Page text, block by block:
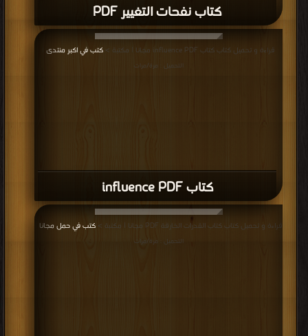
كتاب نفحات التغيير PDF
كتاب influence PDF
قراءة و تحميل كتاب كتاب influence PDF مجانا | مكتبة > كتب في اكبر منتدى
التحميل : مرة/مرات
قراءة و تحميل كتاب كتاب القدرات الخارقة PDF مجانا | مكتبة > كتب في حمل مجانا
التحميل : مرة/مرات